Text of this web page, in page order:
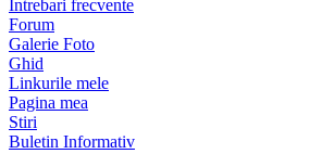
Intrebari frecvente
Forum
Galerie Foto
Ghid
Linkurile mele
Pagina mea
Stiri
Buletin Informativ